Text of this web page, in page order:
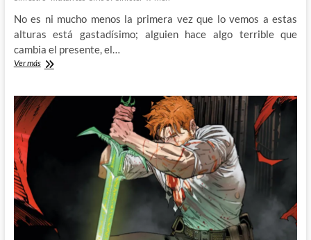
No es ni mucho menos la primera vez que lo vemos a estas
alturas está gastadísimo; alguien hace algo terrible que
cambia el presente, el…
Ver másSins
Un
magnífico